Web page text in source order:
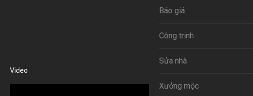
Video
Báo giá
Công trinh
Sửa nhà
Xưởng mộc